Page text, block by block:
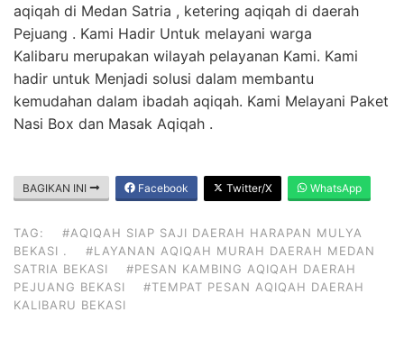
aqiqah di Medan Satria , ketering aqiqah di daerah
Pejuang . Kami Hadir Untuk melayani warga
Kalibaru merupakan wilayah pelayanan Kami. Kami
hadir untuk Menjadi solusi dalam membantu
kemudahan dalam ibadah aqiqah. Kami Melayani Paket
Nasi Box dan Masak Aqiqah .
BAGIKAN INI Facebook Twitter/X WhatsApp
TAG:
#AQIQAH SIAP SAJI DAERAH HARAPAN MULYA
BEKASI .
#LAYANAN AQIQAH MURAH DAERAH MEDAN
SATRIA BEKASI
#PESAN KAMBING AQIQAH DAERAH
PEJUANG BEKASI
#TEMPAT PESAN AQIQAH DAERAH
KALIBARU BEKASI